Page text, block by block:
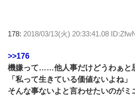
178: 2018/03/13(火) 20:33:41.08
>>176
機嫌って……他人事だけどうわぁと
「私って生きている価値ないよね」
そんな事ないよと言わせたいのがミ